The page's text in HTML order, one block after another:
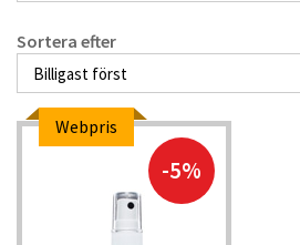
Sortera efter
Webpris
-5%